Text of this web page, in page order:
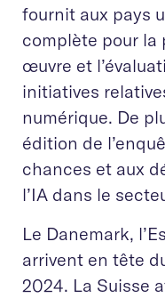
fournit aux pays
complète pour la
œuvre et
initiatives
numérique. De
édition de
chances et aux
l’IA dans le
Le Danemark,
arrivent en tête
2024. La Suisse